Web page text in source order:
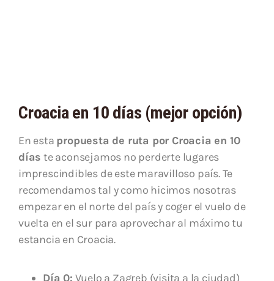
Croacia en 10 días (mejor opción)
En esta propuesta de ruta por Croacia en 10
días te aconsejamos no perderte lugares
imprescindibles de este maravilloso país. Te
recomendamos tal y como hicimos nosotras
empezar en el norte del país y coger el vuelo de
vuelta en el sur para aprovechar al máximo tu
estancia en Croacia.
Día 0: Vuelo a Zagreb (visita a la ciudad)